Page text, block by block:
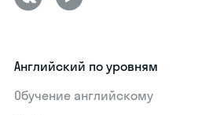
Английский по уровням
Обучение английскому